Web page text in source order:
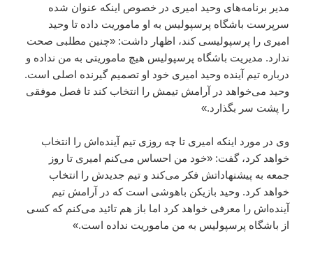
مدیر برنامه‌های وحید امیری در خصوص اینکه عنوان شده
سرپرست باشگاه پرسپولیس به او ماموریت داده تا وحید
امیری را پرسپولیسی کند، اظهار داشت: «چنین مطلبی صحت
ندارد. مدیریت باشگاه پرسپولیس هیچ ماموریتی به من نداده و
درباره تیم آینده وحید امیری خود او تصمیم گیرنده اصلی است.
وحید می‌خواهد در آرامش تیمش را انتخاب کند تا فصل موفقی
را پشت سر بگذارد.»
وی در مورد اینکه امیری تا چه روزی تیم آینده‌اش را انتخاب
خواهد کرد، گفت: «خود من احساس می‌کنم امیری تا روز
جمعه به پیشنهاداتش فکر می‌کند و تیم جدیدش را انتخاب
خواهد کرد. وحید بازیکن باهوشی است که در آرامش تیم
آینده‌اش را معرفی خواهد کرد اما باز هم تائید می‌کنم که کسی
از باشگاه پرسپولیس به من ماموریت نداده است.»